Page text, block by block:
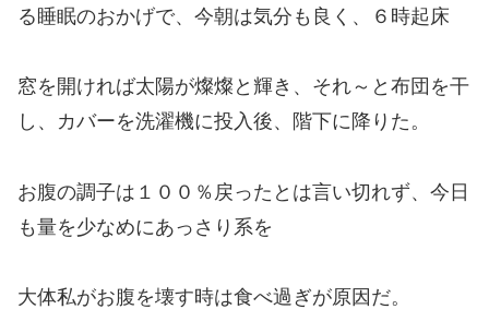
る睡眠のおかげで、今朝は気分も良く、６時起床
窓を開ければ太陽が燦燦と輝き、それ～と布団を干
し、カバーを洗濯機に投入後、階下に降りた。
お腹の調子は１００％戻ったとは言い切れず、今日
も量を少なめにあっさり系を
大体私がお腹を壊す時は食べ過ぎが原因だ。